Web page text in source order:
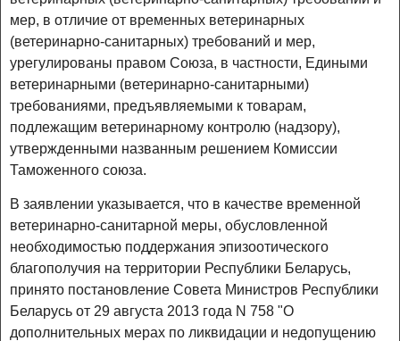
мер, в отличие от временных ветеринарных
(ветеринарно-санитарных) требований и мер,
урегулированы правом Союза, в частности, Едиными
ветеринарными (ветеринарно-санитарными)
требованиями, предъявляемыми к товарам,
подлежащим ветеринарному контролю (надзору),
утвержденными названным решением Комиссии
Таможенного союза.
В заявлении указывается, что в качестве временной
ветеринарно-санитарной меры, обусловленной
необходимостью поддержания эпизоотического
благополучия на территории Республики Беларусь,
принято постановление Совета Министров Республики
Беларусь от 29 августа 2013 года N 758 "О
дополнительных мерах по ликвидации и недопущению